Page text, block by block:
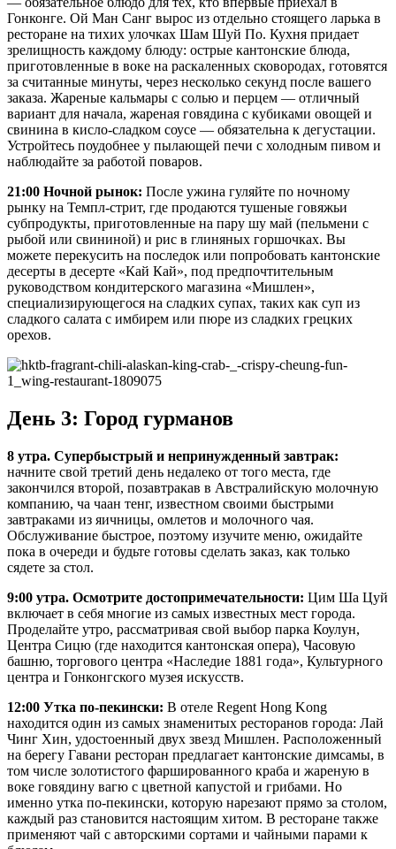
Гонконге. Ой Ман Санг вырос из отдельно стоящего ларька в
ресторане на тихих улочках Шам Шуй По. Кухня придает
зрелищность каждому блюду: острые кантонские блюда,
приготовленные в воке на раскаленных сковородах, готовятся
за считанные минуты, через несколько секунд после вашего
заказа. Жареные кальмары с солью и перцем — отличный
вариант для начала, жареная говядина с кубиками овощей и
свинина в кисло-сладком соусе — обязательна к дегустации.
Устройтесь поудобнее у пылающей печи с холодным пивом и
наблюдайте за работой поваров.
21:00 Ночной рынок: После ужина гуляйте по ночному
рынку на Темпл-стрит, где продаются тушеные говяжьи
субпродукты, приготовленные на пару шу май (пельмени с
рыбой или свининой) и рис в глиняных горшочках. Вы
можете перекусить на последок или попробовать кантонские
десерты в десерте «Кай Кай», под предпочтительным
руководством кондитерского магазина «Мишлен»,
специализирующегося на сладких супах, таких как суп из
сладкого салата с имбирем или пюре из сладких грецких
орехов.
День 3: Город гурманов
8 утра. Супербыстрый и непринужденный завтрак:
начните свой третий день недалеко от того места, где
закончился второй, позавтракав в Австралийскую молочную
компанию, ча чаан тенг, известном своими быстрыми
завтраками из яичницы, омлетов и молочного чая.
Обслуживание быстрое, поэтому изучите меню, ожидайте
пока в очереди и будьте готовы сделать заказ, как только
сядете за стол.
9:00 утра. Осмотрите достопримечательности: Цим Ша Цуй
включает в себя многие из самых известных мест города.
Проделайте утро, рассматривая свой выбор парка Коулун,
Центра Сицю (где находится кантонская опера), Часовую
башню, торгового центра «Наследие 1881 года», Культурного
центра и Гонконгского музея искусств.
12:00 Утка по-пекински: В отеле Regent Hong Kong
находится один из самых знаменитых ресторанов города: Лай
Чинг Хин, удостоенный двух звезд Мишлен. Расположенный
на берегу Гавани ресторан предлагает кантонские димсамы, в
том числе золотистого фаршированного краба и жареную в
воке говядину вагю с цветной капустой и грибами. Но
именно утка по-пекински, которую нарезают прямо за столом,
каждый раз становится настоящим хитом. В ресторане также
применяют чай с авторскими сортами и чайными парами к